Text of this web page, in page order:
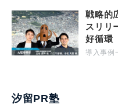
戦略的
スリリ
好循環
導入事例
汐留PR塾